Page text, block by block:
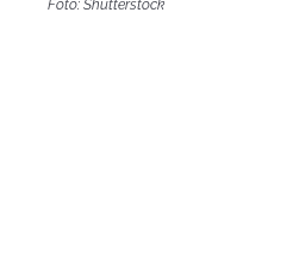
Foto: Shutterstock